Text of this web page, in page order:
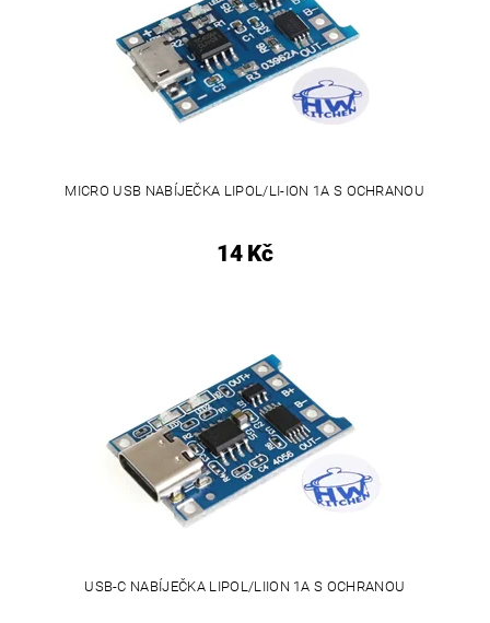
MICRO USB NABÍJEČKA LIPOL/LI-ION 1A S OCHRANOU
14 Kč
USB-C NABÍJEČKA LIPOL/LIION 1A S OCHRANOU